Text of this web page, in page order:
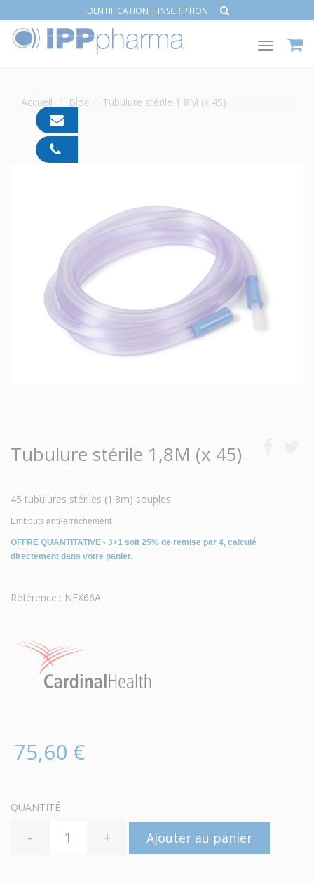
IDENTIFICATION | INSCRIPTION
Toggle
Accueil Bloc Tubulure stérile 1,8M (x 45)
Tubulure stérile 1,8M (x 45)
45 tubulures stériles (1.8m) souples
Embouts anti-arrachement
OFFRE QUANTITATIVE - 3+1 soit 25% de remise par 4, calculé
directement dans votre panier.
Référence : NEX66A
75,60 €
QUANTITÉ
- + Ajouter au panier
pharma.com
91